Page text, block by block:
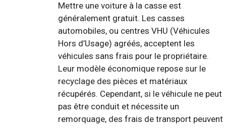
Mettre une voiture à la casse est
généralement gratuit. Les casses
automobiles, ou centres VHU (Véhicules
Hors d’Usage) agréés, acceptent les
véhicules sans frais pour le propriétaire.
Leur modèle économique repose sur le
recyclage des pièces et matériaux
récupérés. Cependant, si le véhicule ne peut
pas être conduit et nécessite un
remorquage, des frais de transport peuvent